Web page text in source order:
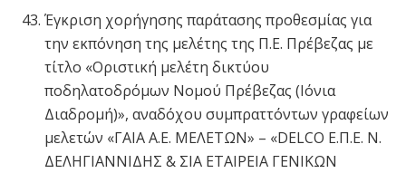
Έγκριση χορήγησης παράτασης προθεσμίας για
την εκπόνηση της μελέτης της Π.Ε. Πρέβεζας με
τίτλο «Οριστική μελέτη δικτύου
ποδηλατοδρόμων Νομού Πρέβεζας (Ιόνια
Διαδρομή)», αναδόχου συμπραττόντων γραφείων
μελετών «ΓΑΙΑ Α.Ε. ΜΕΛΕΤΩΝ» – «DELCO Ε.Π.Ε. Ν.
ΔΕΛΗΓΙΑΝΝΙΔΗΣ & ΣΙΑ ΕΤΑΙΡΕΙΑ ΓΕΝΙΚΩΝ